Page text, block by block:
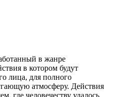
в жанре
в котором будут
лица, для полного
атмосферу. Действия
где человечеству удалось